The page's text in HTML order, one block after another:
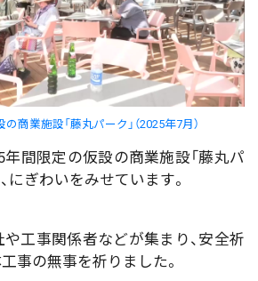
商業施設「藤丸パーク」（2025年7月）
間限定の仮設の商業施設「藤丸パ
にぎわいをみせています。
工事関係者などが集まり、安全祈
事の無事を祈りました。